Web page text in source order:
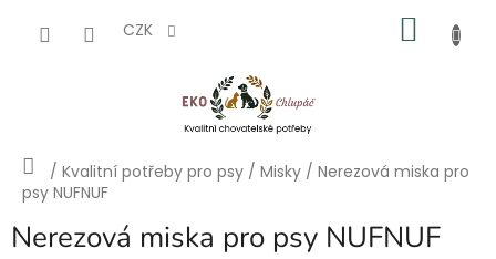
CZK
Domů
/ Kvalitní potřeby pro psy / Misky / Nerezová miska pro
psy NUFNUF
Nerezová miska pro psy NUFNUF